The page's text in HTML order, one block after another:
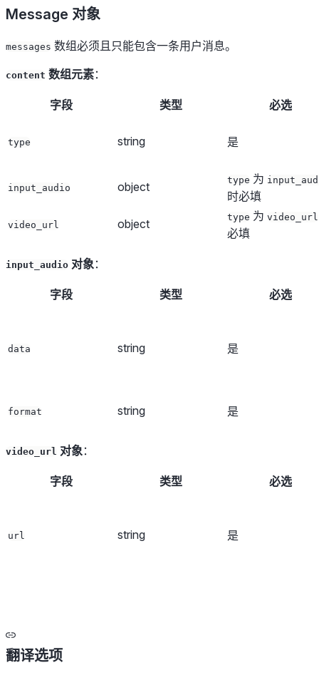
Message 对象
messages 数组必须且只能包含一条用户消息。
content 数组元素：
字段 类型 必选
type string 是
input_audio object type 为
时必填
video_url object type 为 video_url
必填
input_audio 对象：
字段 类型 必选
data string 是
format string 是
video_url 对象：
字段 类型 必选
url string 是
翻译选项